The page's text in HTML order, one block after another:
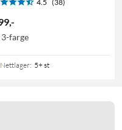
4.5 (38)
,-
3-farge
Nettlager: 5+ st